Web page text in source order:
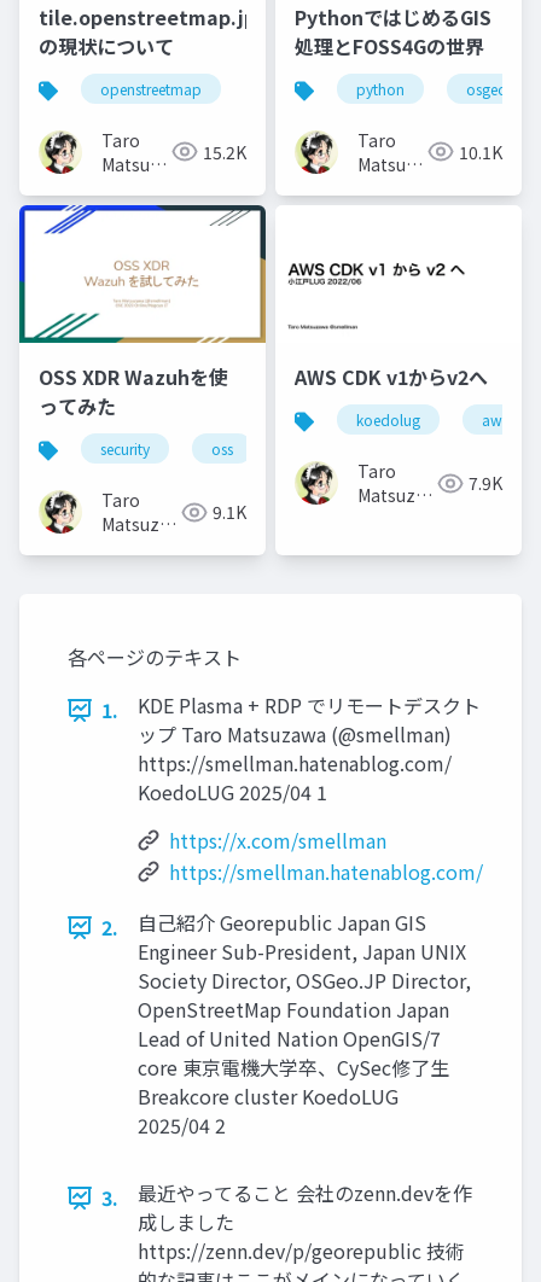
tile.openstreetmap.jp
の現状について
openstreetmap
Taro
Matsuzawa
btm
15.2K
PythonではじめるGIS
処理とFOSS4Gの世界
python osgeo
Taro
Matsuzawa
btm
10.1K
OSS XDR Wazuhを使
ってみた
security oss
Taro
Matsuzawa
9.1K
AWS CDK v1からv2へ
koedolug aws
Taro
Matsuzawa
7.9K
各ページのテキスト
1.
KDE Plasma + RDP でリモートデスクト
ップ Taro Matsuzawa (@smellman)
https://smellman.hatenablog.com/
KoedoLUG 2025/04 1
https://x.com/smellman
https://smellman.hatenablog.com/
2.
自己紹介 Georepublic Japan GIS
Engineer Sub-President, Japan UNIX
Society Director, OSGeo.JP Director,
OpenStreetMap Foundation Japan
Lead of United Nation OpenGIS/7
core 東京電機大学卒、CySec修了生
Breakcore cluster KoedoLUG
2025/04 2
3.
最近やってること 会社のzenn.devを作
成しました
https://zenn.dev/p/georepublic 技術